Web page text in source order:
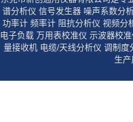
谱分析仪 信号发生器 噪声系数分
功率计 频率计 阻抗分析仪 视频分
电子负载 万用表校准仪 示波器校
量接收机 电缆/天线分析仪 调制
生产